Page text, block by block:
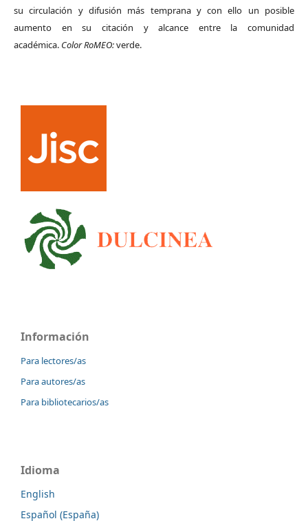
su circulación y difusión más temprana y con ello un posible
aumento en su citación y alcance entre la comunidad
académica. Color RoMEO:verde.
Información
Para lectores/as
Para autores/as
Para bibliotecarios/as
Idioma
English
Español (España)